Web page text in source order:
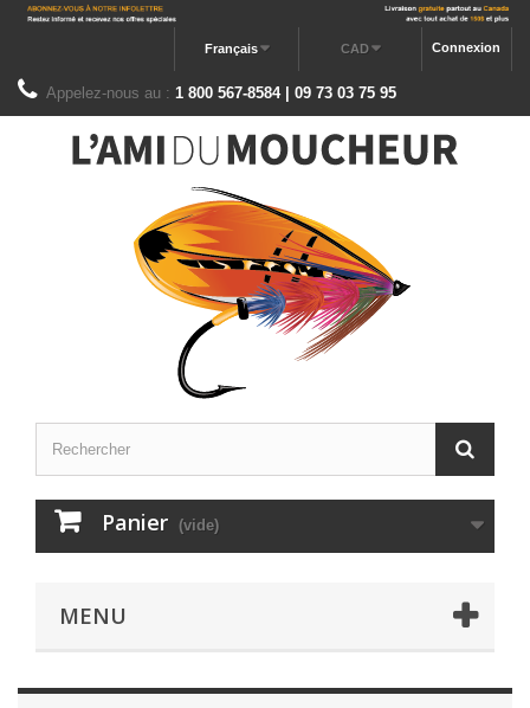
Connexion
CAD
Français
Appelez-nous au : 1 800 567-8584 | 09 73 03 75 95
Panier (vide)
MENU